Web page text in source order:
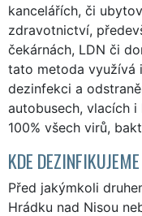
kancelářích, či
zdravotnictví,
čekárnách, LDN či
tato metoda využívá
dezinfekci a
autobusech, vlacích
100% všech virů,
KDE
Před jakýmkoli
Hrádku nad Nisou